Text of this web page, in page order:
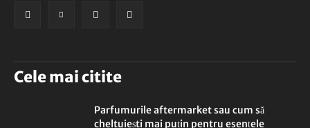
Cele mai citite
Parfumurile aftermarket sau cum să
cheltuiești mai puțin pentru esențele